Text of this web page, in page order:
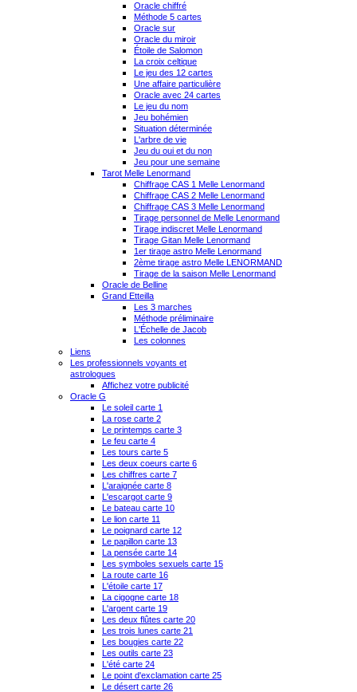
Oracle chiffré
Méthode 5 cartes
Oracle sur
Oracle du miroir
Étoile de Salomon
La croix celtique
Le jeu des 12 cartes
Une affaire particulière
Oracle avec 24 cartes
Le jeu du nom
Jeu bohémien
Situation déterminée
L'arbre de vie
Jeu du oui et du non
Jeu pour une semaine
Tarot Melle Lenormand
Chiffrage CAS 1 Melle Lenormand
Chiffrage CAS 2 Melle Lenormand
Chiffrage CAS 3 Melle Lenormand
Tirage personnel de Melle Lenormand
Tirage indiscret Melle Lenormand
Tirage Gitan Melle Lenormand
1er tirage astro Melle Lenormand
2ème tirage astro Melle LENORMAND
Tirage de la saison Melle Lenormand
Oracle de Belline
Grand Etteilla
Les 3 marches
Méthode préliminaire
L'Échelle de Jacob
Les colonnes
Liens
Les professionnels voyants et
astrologues
Affichez votre publicité
Oracle G
Le soleil carte 1
La rose carte 2
Le printemps carte 3
Le feu carte 4
Les tours carte 5
Les deux coeurs carte 6
Les chiffres carte 7
L'araignée carte 8
L'escargot carte 9
Le bateau carte 10
Le lion carte 11
Le poignard carte 12
Le papillon carte 13
La pensée carte 14
Les symboles sexuels carte 15
La route carte 16
L'étoile carte 17
La cigogne carte 18
L'argent carte 19
Les deux flûtes carte 20
Les trois lunes carte 21
Les bougies carte 22
Les outils carte 23
L'été carte 24
Le point d'exclamation carte 25
Le désert carte 26